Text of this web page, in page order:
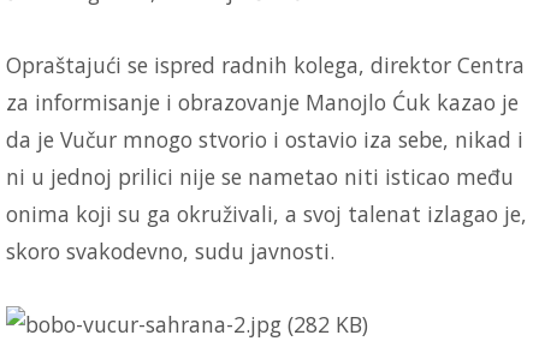
Opraštajući se ispred radnih kolega, direktor Centra
za informisanje i obrazovanje Manojlo Ćuk kazao je
da je Vučur mnogo stvorio i ostavio iza sebe, nikad i
ni u jednoj prilici nije se nametao niti isticao među
onima koji su ga okruživali, a svoj talenat izlagao je,
skoro svakodevno, sudu javnosti.